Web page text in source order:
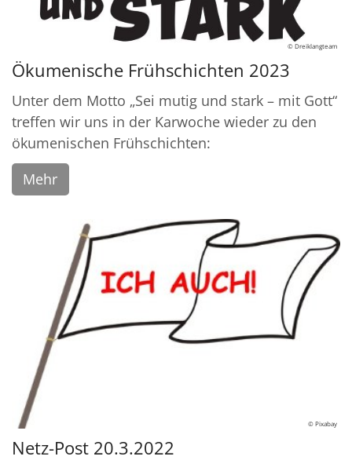
© Dreiklangteam
Ökumenische Frühschichten 2023
Unter dem Motto „Sei mutig und stark – mit Gott“
treffen wir uns in der Karwoche wieder zu den
ökumenischen Frühschichten:
Mehr
© Pixabay
Netz-Post 20.3.2022